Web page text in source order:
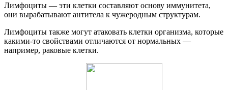
Лимфоциты — эти клетки составляют основу иммунитета,
они вырабатывают антитела к чужеродным структурам.
Лимфоциты также могут атаковать клетки организма, которые
какими-то свойствами отличаются от нормальных —
например, раковые клетки.